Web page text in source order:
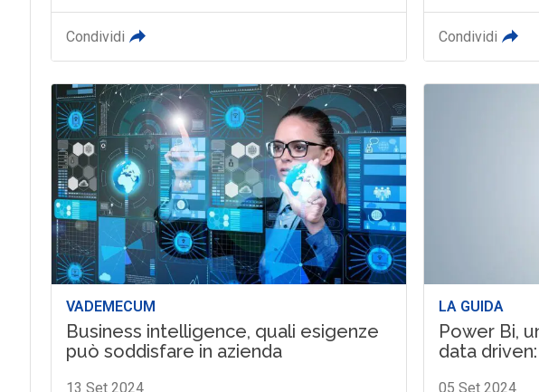
Condividi Condividi
VADEMECUM
Business intelligence, quali esigenze
può soddisfare in azienda
13 Set 2024
LA GUIDA
Power Bi,
data
05 Set 2024